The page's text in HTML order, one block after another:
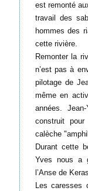
est remonté
travail des
hommes des
cette rivière.
Remonter la
n’est pas à
pilotage de
même en
années.
construit
calèche
Durant cette
Yves nous a
l’Anse de
Les caresses